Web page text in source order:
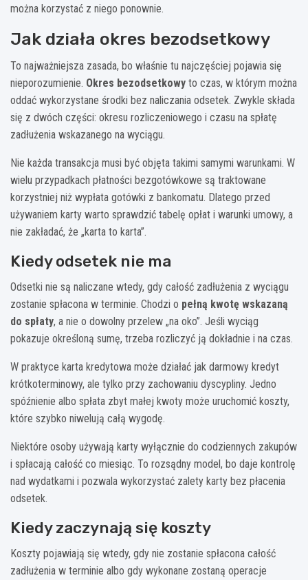
można korzystać z niego ponownie.
Jak działa okres bezodsetkowy
To najważniejsza zasada, bo właśnie tu najczęściej pojawia się
nieporozumienie. Okres bezodsetkowy to czas, w którym można
oddać wykorzystane środki bez naliczania odsetek. Zwykle składa
się z dwóch części: okresu rozliczeniowego i czasu na spłatę
zadłużenia wskazanego na wyciągu.
Nie każda transakcja musi być objęta takimi samymi warunkami. W
wielu przypadkach płatności bezgotówkowe są traktowane
korzystniej niż wypłata gotówki z bankomatu. Dlatego przed
używaniem karty warto sprawdzić tabelę opłat i warunki umowy, a
nie zakładać, że „karta to karta”.
Kiedy odsetek nie ma
Odsetki nie są naliczane wtedy, gdy całość zadłużenia z wyciągu
zostanie spłacona w terminie. Chodzi o pełną kwotę wskazaną
do spłaty, a nie o dowolny przelew „na oko”. Jeśli wyciąg
pokazuje określoną sumę, trzeba rozliczyć ją dokładnie i na czas.
W praktyce karta kredytowa może działać jak darmowy kredyt
krótkoterminowy, ale tylko przy zachowaniu dyscypliny. Jedno
spóźnienie albo spłata zbyt małej kwoty może uruchomić koszty,
które szybko niwelują całą wygodę.
Niektóre osoby używają karty wyłącznie do codziennych zakupów
i spłacają całość co miesiąc. To rozsądny model, bo daje kontrolę
nad wydatkami i pozwala wykorzystać zalety karty bez płacenia
odsetek.
Kiedy zaczynają się koszty
Koszty pojawiają się wtedy, gdy nie zostanie spłacona całość
zadłużenia w terminie albo gdy wykonane zostaną operacje